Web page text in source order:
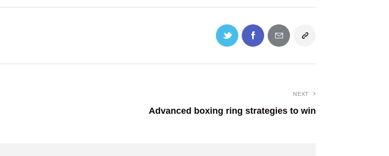
NEXT
Advanced boxing ring strategies to win